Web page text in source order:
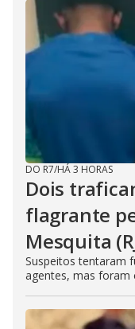
DO R7/HÁ 3 HORAS
Dois
flagrante
Mesquita
Suspeitos tentaram
agentes, mas foram